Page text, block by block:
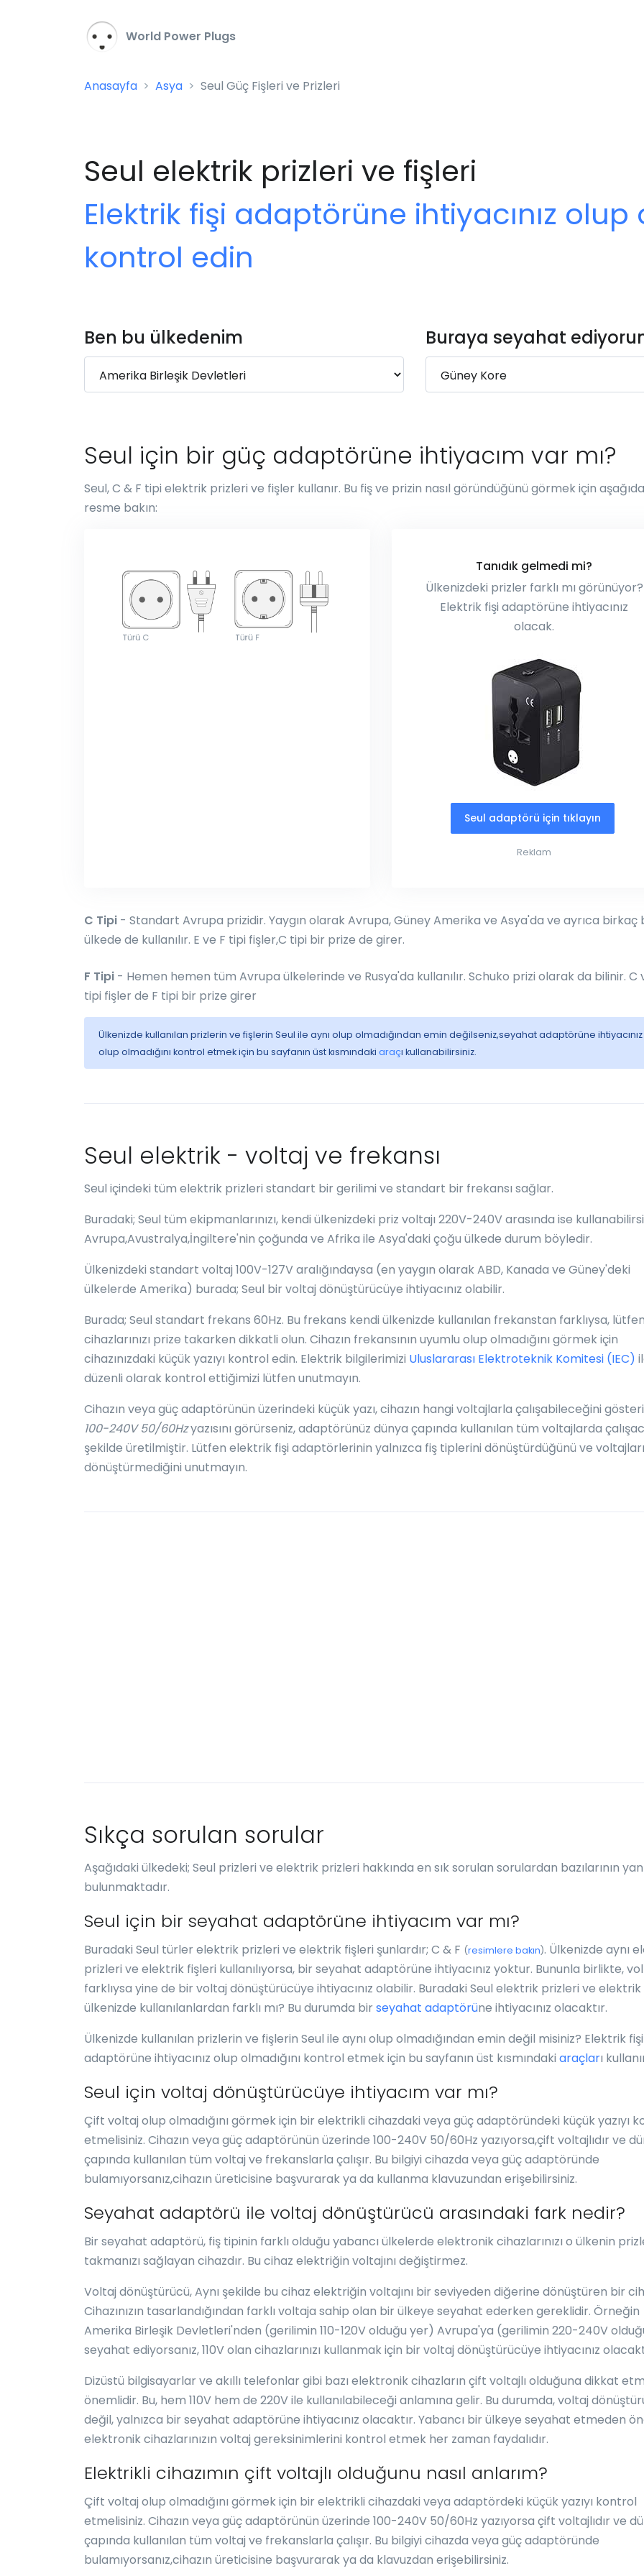
World Power Plugs
Anasayfa Asya Seul Güç Fişleri ve Prizleri
Seul elektrik prizleri ve fişleri
Elektrik fişi adaptörüne ihtiyacınız olup
kontrol edin
Ben bu ülkedenim Buraya seyahat
Seul için bir güç adaptörüne ihtiyacım var mı?
Seul, C & F tipi elektrik prizleri ve fişler kullanır. Bu fiş ve prizin nasıl göründüğünü görmek için
resme bakın:
Tanıdık gelmedi mi?
Ülkenizdeki prizler farklı mı görünüyor?
Elektrik fişi adaptörüne ihtiyacınız
olacak.
Seul adaptörü için tıklayın
Reklam
C Tipi - Standart Avrupa prizidir. Yaygın olarak Avrupa, Güney Amerika ve Asya'da ve ayrıca birkaç
ülkede de kullanılır. E ve F tipi fişler,C tipi bir prize de girer.
F Tipi - Hemen hemen tüm Avrupa ülkelerinde ve Rusya'da kullanılır. Schuko prizi olarak da bilinir. C
tipi fişler de F tipi bir prize girer
Ülkenizde kullanılan prizlerin ve fişlerin Seul ile aynı olup olmadığından emin değilseniz,seyahat adaptörüne ihtiyacınız
olup olmadığını kontrol etmek için bu sayfanın üst kısmındaki araçı kullanabilirsiniz.
Seul elektrik - voltaj ve frekansı
Seul içindeki tüm elektrik prizleri standart bir gerilimi ve standart bir frekansı sağlar.
Buradaki; Seul tüm ekipmanlarınızı, kendi ülkenizdeki priz voltajı 220V-240V arasında ise
Avrupa,Avustralya,İngiltere'nin çoğunda ve Afrika ile Asya'daki çoğu ülkede durum böyledir.
Ülkenizdeki standart voltaj 100V-127V aralığındaysa (en yaygın olarak ABD, Kanada ve Güney'deki
ülkelerde Amerika) burada; Seul bir voltaj dönüştürücüye ihtiyacınız olabilir.
Burada; Seul standart frekans 60Hz. Bu frekans kendi ülkenizde kullanılan frekanstan farklıysa, lütfen
cihazlarınızı prize takarken dikkatli olun. Cihazın frekansının uyumlu olup olmadığını görmek için
cihazınızdaki küçük yazıyı kontrol edin. Elektrik bilgilerimizi Uluslararası Elektroteknik Komitesi (IEC)
düzenli olarak kontrol ettiğimizi lütfen unutmayın.
Cihazın veya güç adaptörünün üzerindeki küçük yazı, cihazın hangi voltajlarla çalışabileceğini
100-240V 50/60Hzyazısını görürseniz, adaptörünüz dünya çapında kullanılan tüm voltajlarda
şekilde üretilmiştir. Lütfen elektrik fişi adaptörlerinin yalnızca fiş tiplerini dönüştürdüğünü ve voltajları
dönüştürmediğini unutmayın.
Sıkça sorulan sorular
Aşağıdaki ülkedeki; Seul prizleri ve elektrik prizleri hakkında en sık sorulan sorulardan bazılarının
bulunmaktadır.
Seul için bir seyahat adaptörüne ihtiyacım var mı?
Buradaki Seul türler elektrik prizleri ve elektrik fişleri şunlardır; C & F (resimlere bakın). Ülkenizde aynı
prizleri ve elektrik fişleri kullanılıyorsa, bir seyahat adaptörüne ihtiyacınız yoktur. Bununla birlikte,
farklıysa yine de bir voltaj dönüştürücüye ihtiyacınız olabilir. Buradaki Seul elektrik prizleri ve elektrik
ülkenizde kullanılanlardan farklı mı? Bu durumda bir seyahat adaptörüne ihtiyacınız olacaktır.
Ülkenizde kullanılan prizlerin ve fişlerin Seul ile aynı olup olmadığından emin değil misiniz? Elektrik fişi
adaptörüne ihtiyacınız olup olmadığını kontrol etmek için bu sayfanın üst kısmındaki araçları
Seul için voltaj dönüştürücüye ihtiyacım var mı?
Çift voltaj olup olmadığını görmek için bir elektrikli cihazdaki veya güç adaptöründeki küçük yazıyı
etmelisiniz. Cihazın veya güç adaptörünün üzerinde 100-240V 50/60Hz yazıyorsa,çift voltajlıdır ve
çapında kullanılan tüm voltaj ve frekanslarla çalışır. Bu bilgiyi cihazda veya güç adaptöründe
bulamıyorsanız,cihazın üreticisine başvurarak ya da kullanma klavuzundan erişebilirsiniz.
Seyahat adaptörü ile voltaj dönüştürücü arasındaki fark nedir?
Bir seyahat adaptörü, fiş tipinin farklı olduğu yabancı ülkelerde elektronik cihazlarınızı o ülkenin
takmanızı sağlayan cihazdır. Bu cihaz elektriğin voltajını değiştirmez.
Voltaj dönüştürücü, Aynı şekilde bu cihaz elektriğin voltajını bir seviyeden diğerine dönüştüren bir
Cihazınızın tasarlandığından farklı voltaja sahip olan bir ülkeye seyahat ederken gereklidir. Örneğin
Amerika Birleşik Devletleri'nden (gerilimin 110-120V olduğu yer) Avrupa'ya (gerilimin 220-240V
seyahat ediyorsanız, 110V olan cihazlarınızı kullanmak için bir voltaj dönüştürücüye ihtiyacınız
Dizüstü bilgisayarlar ve akıllı telefonlar gibi bazı elektronik cihazların çift voltajlı olduğuna dikkat
önemlidir. Bu, hem 110V hem de 220V ile kullanılabileceği anlamına gelir. Bu durumda, voltaj
değil, yalnızca bir seyahat adaptörüne ihtiyacınız olacaktır. Yabancı bir ülkeye seyahat etmeden
elektronik cihazlarınızın voltaj gereksinimlerini kontrol etmek her zaman faydalıdır.
Elektrikli cihazımın çift voltajlı olduğunu nasıl anlarım?
Çift voltaj olup olmadığını görmek için bir elektrikli cihazdaki veya adaptördeki küçük yazıyı kontrol
etmelisiniz. Cihazın veya güç adaptörünün üzerinde 100-240V 50/60Hz yazıyorsa çift voltajlıdır ve
çapında kullanılan tüm voltaj ve frekanslarla çalışır. Bu bilgiyi cihazda veya güç adaptöründe
bulamıyorsanız,cihazın üreticisine başvurarak ya da klavuzdan erişebilirsiniz.